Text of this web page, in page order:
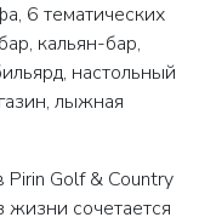
6 тематических
кальян-бар,
настольный
лыжная
Golf & Country
жизни сочетается